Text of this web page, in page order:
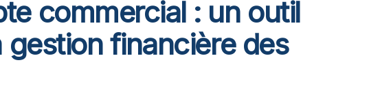
commercial : un outil
gestion financière des